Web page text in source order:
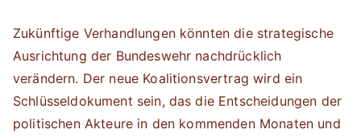
Zukünftige Verhandlungen könnten die strategische
Ausrichtung der Bundeswehr nachdrücklich
verändern. Der neue Koalitionsvertrag wird ein
Schlüsseldokument sein, das die Entscheidungen der
politischen Akteure in den kommenden Monaten und